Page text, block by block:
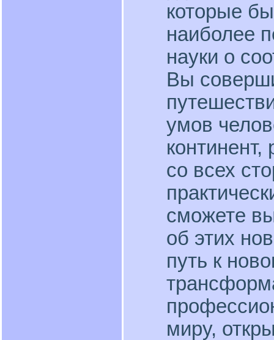
которые
наиболее
науки о
Вы
умов
со всех
сможете
об этих
путь к
миру,